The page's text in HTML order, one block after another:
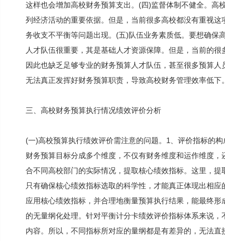
这样也会增加高校财务预算支出。(四)监督体制不健全。
列经济活动的重要依据。但是，当前很多高校都没有重视
务收支不平衡等问题出现。(五)队伍业务素质低。要想确
人才队伍很重要，其是基础人才资源保障。但是，当前的
因此也缺乏足够专业的财务预算人才队伍，甚至很多预算
无法真正发挥好财务预算职责，导致高校财务管理效率低下
三、高校财务预算执行情况绩效评价分析
(一)高校预算执行绩效评价需注意的问题。1、评价指标的
财务预算目标分成多个维度，不仅有财务维度和运作维度
合不同高校部门的实际情况，提取核心绩效指标。这里，
只有确保核心绩效指标选取的科学性，才能真正体现出相
应用核心绩效指标，并合理地衡量预算执行结果，能最终
的无量纲化处理。针对平衡计分卡绩效评价指标体系来说
内容。所以，不同指标所对应的量纲都是有差异的，无法